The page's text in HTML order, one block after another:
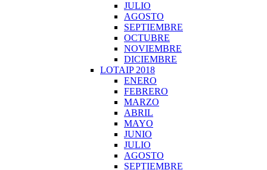
JULIO
AGOSTO
SEPTIEMBRE
OCTUBRE
NOVIEMBRE
DICIEMBRE
LOTAIP 2018
ENERO
FEBRERO
MARZO
ABRIL
MAYO
JUNIO
JULIO
AGOSTO
SEPTIEMBRE